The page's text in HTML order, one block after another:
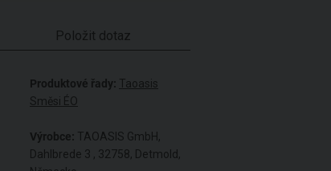
Položit dotaz
Produktové řady: Taoasis
Směsi ÉO
Výrobce: TAOASIS GmbH,
Dahlbrede 3 , 32758, Detmold,